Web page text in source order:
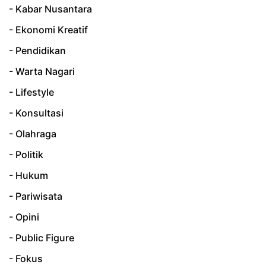
- Kabar Nusantara
- Ekonomi Kreatif
- Pendidikan
- Warta Nagari
- Lifestyle
- Konsultasi
- Olahraga
- Politik
- Hukum
- Pariwisata
- Opini
- Public Figure
- Fokus